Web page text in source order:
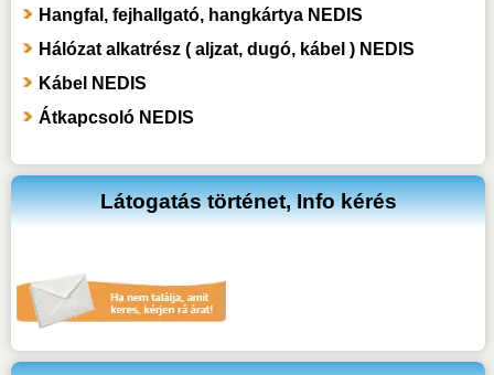
Hangfal, fejhallgató, hangkártya NEDIS
Hálózat alkatrész ( aljzat, dugó, kábel ) NEDIS
Kábel NEDIS
Átkapcsoló NEDIS
Látogatás történet, Info kérés